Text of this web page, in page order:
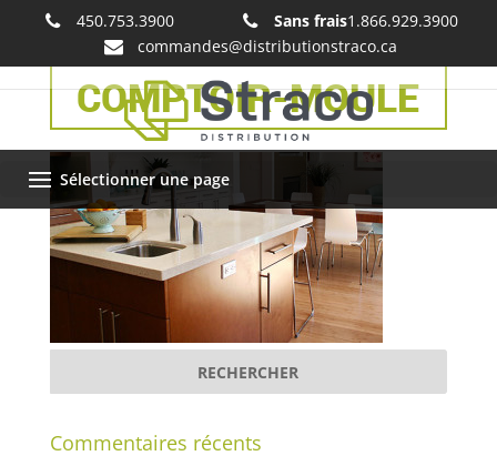
450.753.3900 Sans frais1.866.929.3900
commandes@distributionstraco.ca
Sélectionner une page
COMPTOIR-MOULE
Commentaires récents